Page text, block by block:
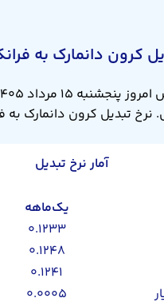
کرون دانمارک به
آمار نرخ تبدیل
یک‌ماهه
۰.۱۲۳۳
۰.۱۲۴۸
۰.۱۲۴۱
۰.۰۰۰۵